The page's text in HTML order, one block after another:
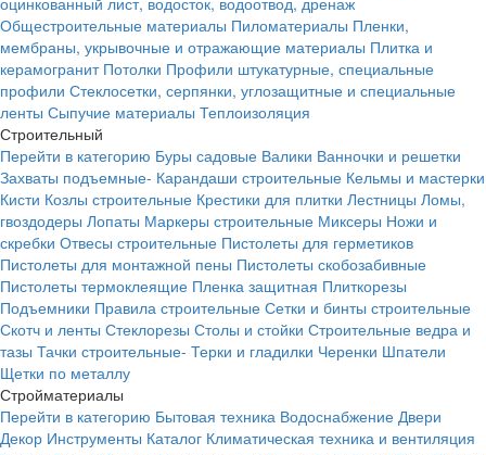
Общестроительные материалы Пиломатериалы Пленки,
мембраны, укрывочные и отражающие материалы Плитка и
керамогранит Потолки Профили штукатурные, специальные
профили Стеклосетки, серпянки, углозащитные и специальные
ленты Сыпучие материалы Теплоизоляция
Строительный
Перейти в категорию Буры садовые Валики Ванночки и решетки
Захваты подъемные- Карандаши строительные Кельмы и мастерки
Кисти Козлы строительные Крестики для плитки Лестницы Ломы,
гвоздодеры Лопаты Маркеры строительные Миксеры Ножи и
скребки Отвесы строительные Пистолеты для герметиков
Пистолеты для монтажной пены Пистолеты скобозабивные
Пистолеты термоклеящие Пленка защитная Плиткорезы
Подъемники Правила строительные Сетки и бинты строительные
Скотч и ленты Стеклорезы Столы и стойки Строительные ведра и
тазы Тачки строительные- Терки и гладилки Черенки Шпатели
Щетки по металлу
Стройматериалы
Перейти в категорию Бытовая техника Водоснабжение Двери
Декор Инструменты Каталог Климатическая техника и вентиляция